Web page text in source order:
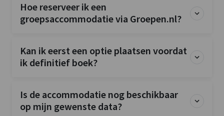
Kinderbedjes: 2
Kinderstoel: 0
Hoe reserveer ik een
groepsaccommodatie via Groepen.nl?
Kan ik eerst een optie plaatsen voordat
ik definitief boek?
Is de accommodatie nog beschikbaar
op mijn gewenste data?